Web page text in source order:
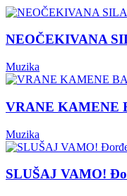
NEOČEKIVANA
Muzika
VRANE KAMENE
Muzika
SLUŠAJ VAMO!